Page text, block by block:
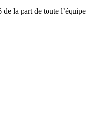
de la part de toute l’équipe